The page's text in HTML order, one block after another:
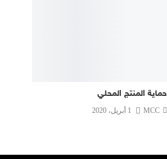
حماية المنتج المحلي
MCC 1 أبريل، 2020